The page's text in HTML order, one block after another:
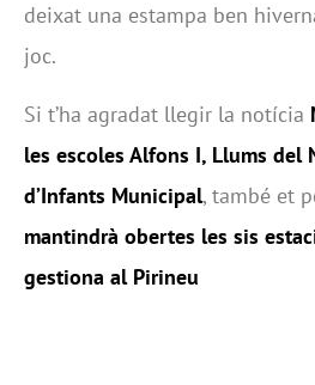
deixat una estampa ben
joc.
Si t’ha agradat llegir la notícia
les escoles Alfons I, Llums del
d’Infants Municipal, també et
mantindrà obertes les sis
gestiona al Pirineu